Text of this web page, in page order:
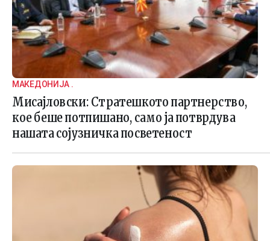
МАКЕДОНИЈА .
Мисајловски: Стратешкото партнерство,
кое беше потпишано, само ја потврдува
нашата сојузничка посветеност